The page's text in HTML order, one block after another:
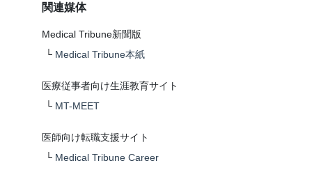
関連媒体
Medical Tribune新聞版
└ Medical Tribune本紙
医療従事者向け生涯教育サイト
└ MT-MEET
医師向け転職支援サイト
└ Medical Tribune Career